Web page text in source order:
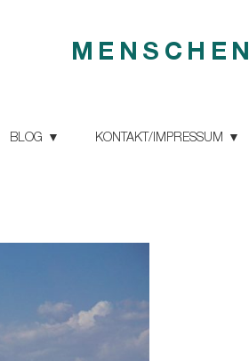
MENSCHEN
BLOG KONTAKT/IMPRESSUM